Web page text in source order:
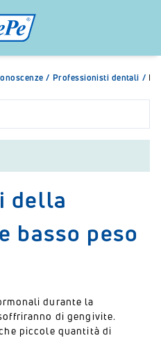
/ Professionisti dentali /
della
basso peso
durante la
di gengivite.
piccole quantità di